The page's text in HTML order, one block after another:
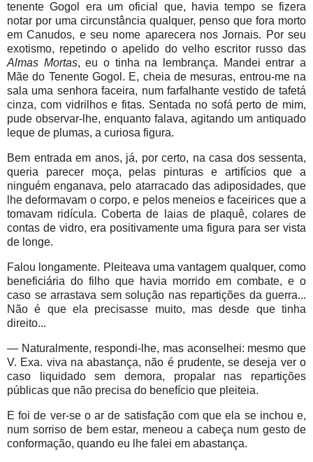
tenente Gogol era um oficial que, havia tempo se fizera
notar por uma circunstância qualquer, penso que fora morto
em Canudos, e seu nome aparecera nos Jornais. Por seu
exotismo, repetindo o apelido do velho escritor russo das
Almas Mortas, eu o tinha na lembrança. Mandei entrar a
Mãe do Tenente Gogol. E, cheia de mesuras, entrou-me na
sala uma senhora faceira, num farfalhante vestido de tafetá
cinza, com vidrilhos e fitas. Sentada no sofá perto de mim,
pude observar-lhe, enquanto falava, agitando um antiquado
leque de plumas, a curiosa figura.
Bem entrada em anos, já, por certo, na casa dos sessenta,
queria parecer moça, pelas pinturas e artifícios que a
ninguém enganava, pelo atarracado das adiposidades, que
lhe deformavam o corpo, e pelos meneios e faceirices que a
tomavam ridícula. Coberta de laias de plaquê, colares de
contas de vidro, era positivamente uma figura para ser vista
de longe.
Falou longamente. Pleiteava uma vantagem qualquer, como
beneficiária do filho que havia morrido em combate, e o
caso se arrastava sem solução nas repartições da guerra...
Não é que ela precisasse muito, mas desde que tinha
direito...
— Naturalmente, respondi-lhe, mas aconselhei: mesmo que
V. Exa. viva na abastança, não é prudente, se deseja ver o
caso liquidado sem demora, propalar nas repartições
públicas que não precisa do benefício que pleiteia.
E foi de ver-se o ar de satisfação com que ela se inchou e,
num sorriso de bem estar, meneou a cabeça num gesto de
conformação, quando eu lhe falei em abastança.